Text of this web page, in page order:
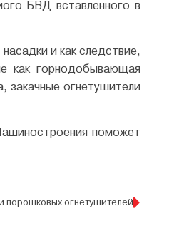
БВД вставленного в
и как следствие,
как горнодобывающая
закачные огнетушители
поможет
порошковых огнетушителей